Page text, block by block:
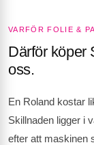
VARFÖR FOLIE &
Därför köper
oss.
En Roland kostar
Skillnaden ligger i
efter att maskinen